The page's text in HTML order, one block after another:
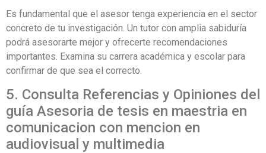
Es fundamental que el asesor tenga experiencia en el sector
concreto de tu investigación. Un tutor con amplia sabiduría
podrá asesorarte mejor y ofrecerte recomendaciones
importantes. Examina su carrera académica y escolar para
confirmar de que sea el correcto.
5. Consulta Referencias y Opiniones del
guía Asesoria de tesis en maestria en
comunicacion con mencion en
audiovisual y multimedia